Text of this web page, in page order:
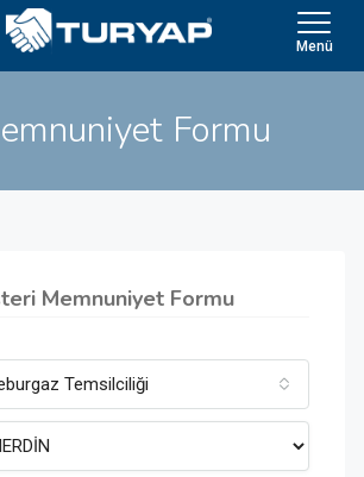
Menü
Formu
Memnuniyet Formu
Temsilciliği